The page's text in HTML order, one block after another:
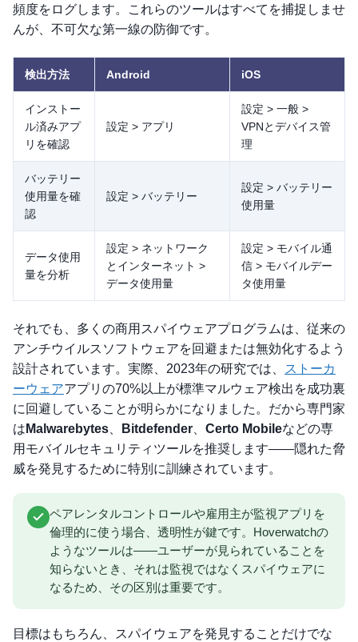
頻度をログします。これらのツールはすべてを捕捉しませ
んが、不可欠な第一線の防御です。
検出方法 Android iOS
インストー
ル済みアプ
リを確認
設定 > アプリ
設定 > 一般 >
VPNとデバイス管
理
バッテリー
使用量を確
認
設定 > バッテリー
設定 > バッテリー
使用量
データ使用
量を分析
設定 > ネットワーク
とインターネット >
データ使用量
設定 > モバイル通
信 > モバイルデー
タ使用量
それでも、多くの商用スパイウェアプログラムは、従来の
アンチウイルスソフトウェアを回避または無効化するよう
設計されています。実際、2023年の研究では、 ストーカ
ーウェアアプリの70%以上が標準マルウェア検出を成功裏
に回避していることが明らかになりました。だから専門家
は Malwarebytes、 Bitdefender、 Certo Mobileなどの専
用モバイルセキュリティツールを推奨します——隠れた脅
威を発見するために特別に訓練されています。
ペアレンタルコントロールや雇用主が監視アプリを
倫理的に使う場合、透明性が鍵です。Hoverwatchの
ようなツールは——ユーザーが見られていることを
知らないとき、それは監視ではなくスパイウェアに
なるため、その区別は重要です。
目標はもちろん、スパイウェアを発見することだけでな